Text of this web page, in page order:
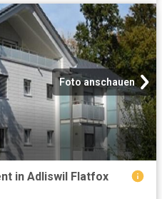
Foto anschauen
in Adliswil Flatfox